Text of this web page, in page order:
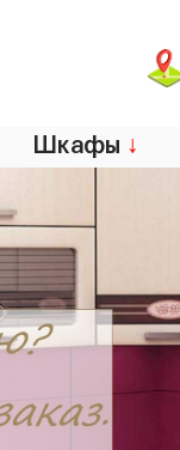
Шкафы ↓